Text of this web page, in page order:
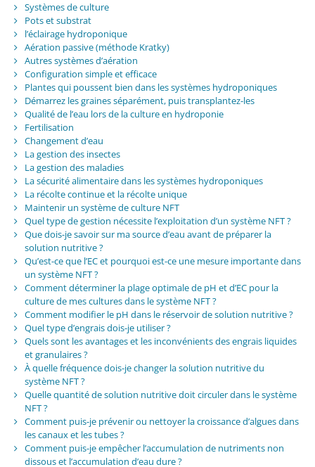
Systèmes de culture
Pots et substrat
l’éclairage hydroponique
Aération passive (méthode Kratky)
Autres systèmes d’aération
Configuration simple et efficace
Plantes qui poussent bien dans les systèmes hydroponiques
Démarrez les graines séparément, puis transplantez-les
Qualité de l’eau lors de la culture en hydroponie
Fertilisation
Changement d’eau
La gestion des insectes
La gestion des maladies
La sécurité alimentaire dans les systèmes hydroponiques
La récolte continue et la récolte unique
Maintenir un système de culture NFT
Quel type de gestion nécessite l’exploitation d’un système NFT ?
Que dois-je savoir sur ma source d’eau avant de préparer la
solution nutritive ?
Qu’est-ce que l’EC et pourquoi est-ce une mesure importante dans
un système NFT ?
Comment déterminer la plage optimale de pH et d’EC pour la
culture de mes cultures dans le système NFT ?
Comment modifier le pH dans le réservoir de solution nutritive ?
Quel type d’engrais dois-je utiliser ?
Quels sont les avantages et les inconvénients des engrais liquides
et granulaires ?
À quelle fréquence dois-je changer la solution nutritive du
système NFT ?
Quelle quantité de solution nutritive doit circuler dans le système
NFT ?
Comment puis-je prévenir ou nettoyer la croissance d’algues dans
les canaux et les tubes ?
Comment puis-je empêcher l’accumulation de nutriments non
dissous et l’accumulation d’eau dure ?